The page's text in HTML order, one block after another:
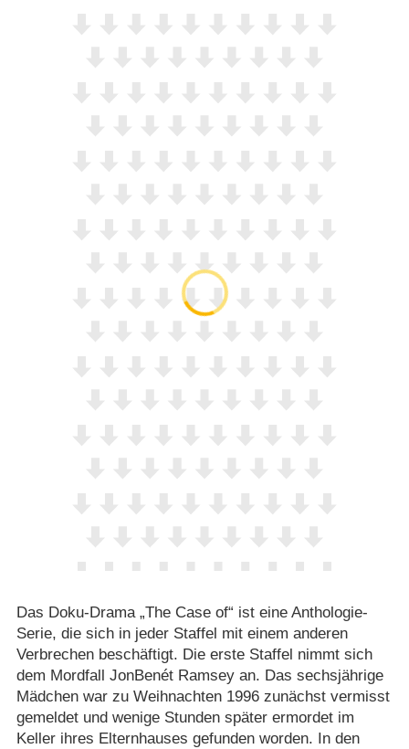
Das Doku-Drama „The Case of“ ist eine Anthologie-
Serie, die sich in jeder Staffel mit einem anderen
Verbrechen beschäftigt. Die erste Staffel nimmt sich
dem Mordfall JonBenét Ramsey an. Das sechsjährige
Mädchen war zu Weihnachten 1996 zunächst vermisst
gemeldet und wenige Stunden später ermordet im
Keller ihres Elternhauses gefunden worden. In den